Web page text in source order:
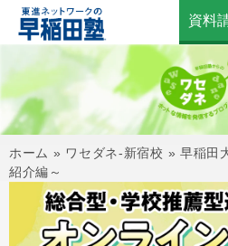
資料
ホーム » ワセダネ-新宿校 » 早稲田
紹介編～